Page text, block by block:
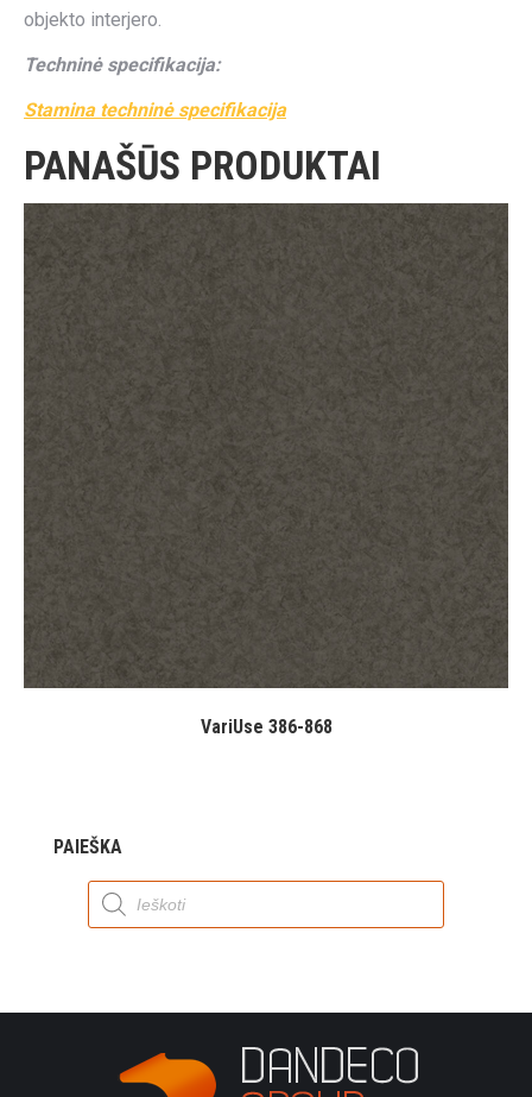
objekto interjero.
Techninė specifikacija:
Stamina techninė specifikacija
PANAŠŪS PRODUKTAI
VariUse 386-868
PAIEŠKA
Products
search